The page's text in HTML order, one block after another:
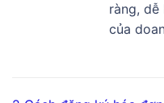
ràng,
của